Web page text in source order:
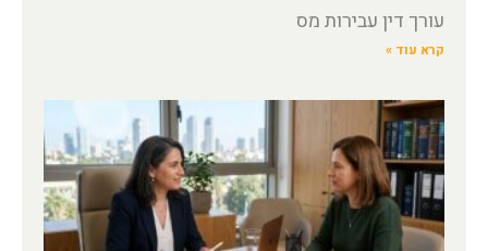
עורך דין עבירות מס
קרא עוד »